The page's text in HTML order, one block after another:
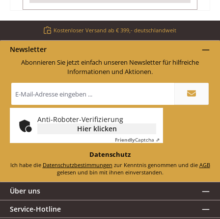
Kostenloser Versand ab € 399,- deutschlandweit
Newsletter
Abonnieren Sie jetzt einfach unseren Newsletter für hilfreiche
Informationen und Aktionen.
Mail-
Adresse
*
Anti-Roboter-Verifizierung
Hier klicken
FriendlyCaptcha ⇗
Datenschutz
Ich habe die Datenschutzbestimmungen zur Kenntnis genommen und die AGB
gelesen und bin mit ihnen einverstanden.
Über uns
Service-Hotline